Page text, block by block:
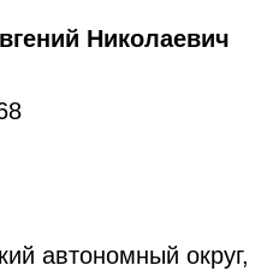
Николаевич
автономный округ,